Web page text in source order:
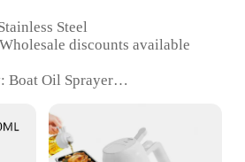
Steel
discounts available
Boat Oil Sprayer
Ideal for lubricating boat